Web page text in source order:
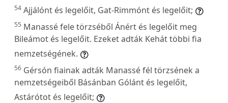
54 Ajjálónt és legelőit, Gat-Rimmónt és legelőit;
55 Manassé fele törzséből Ánért és legelőit meg
Bileámot és legelőit. Ezeket adták Kehát többi fia
nemzetségének.
56 Gérsón fiainak adták Manassé fél törzsének a
nemzetségeiből Básánban Gólánt és legelőit,
Astárótot és legelőit;